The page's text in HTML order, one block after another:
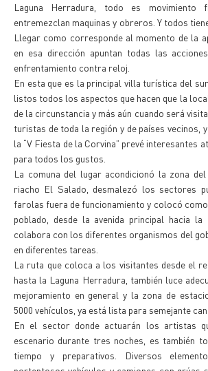
Laguna Herradura, todo es movimiento
entremezclan maquinas y obreros. Y todos
Llegar como corresponde al momento de la
en esa dirección apuntan todas las
enfrentamiento contra reloj.
En esta que es la principal villa turística del
listos todos los aspectos que hacen que la
de la circunstancia y más aún cuando será
turistas de toda la región y de países vecinos,
la “V Fiesta de la Corvina” prevé interesantes
para todos los gustos.
La comuna del lugar acondicionó la zona
riacho El Salado, desmalezó los sectores
farolas fuera de funcionamiento y colocó
poblado, desde la avenida principal hacia
colabora con los diferentes organismos del
en diferentes tareas.
La ruta que coloca a los visitantes desde el
hasta la Laguna Herradura, también luce
mejoramiento en general y la zona de
5000 vehículos, ya está lista para semejante
En el sector donde actuarán los artistas
escenario durante tres noches, es también
tiempo y preparativos. Diversos